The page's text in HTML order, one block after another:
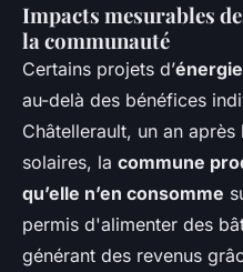
Impacts mesurables
la communauté
Certains projets d’
au-delà des bénéfices
Châtellerault, un an après
solaires, la commune
qu’elle n’en consomme
permis d'alimenter des
générant des revenus